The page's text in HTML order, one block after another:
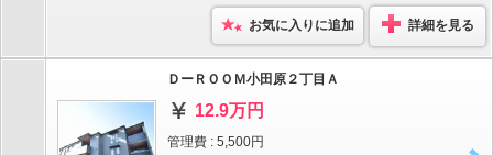
お気に入りに追加 詳細を見る
ＤーＲＯＯＭ小田原２丁目Ａ
12.9万円
管理費 : 5,500円